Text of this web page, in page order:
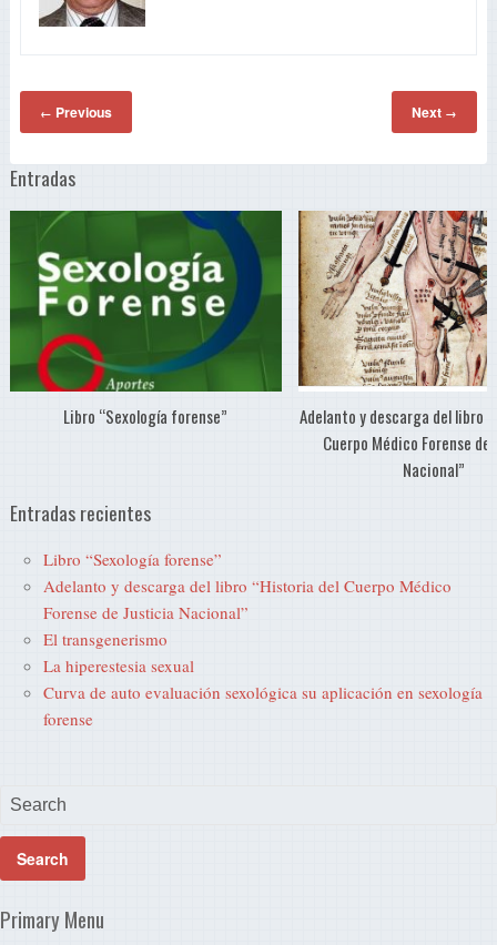
← Previous Next →
Entradas
Libro “Sexología forense”
Adelanto y descarga del libro
Cuerpo Médico Forense
Nacional”
Entradas recientes
Libro “Sexología forense”
Adelanto y descarga del libro “Historia del Cuerpo Médico
Forense de Justicia Nacional”
El transgenerismo
La hiperestesia sexual
Curva de auto evaluación sexológica su aplicación en sexología
forense
Primary Menu